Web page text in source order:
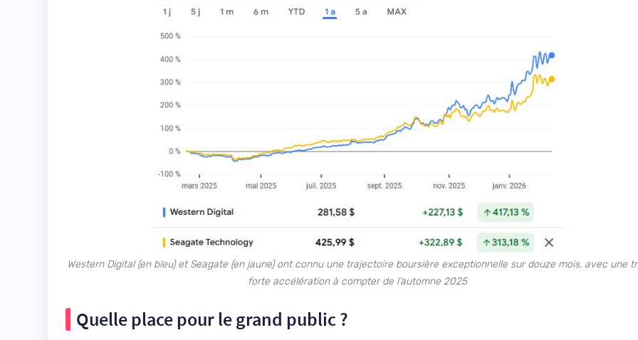
Western Digital (en bleu) et Seagate (en jaune) ont connu une trajectoire boursière exceptionnelle sur douze mois, avec une
forte accélération à compter de l’automne 2025
Quelle place pour le grand public ?